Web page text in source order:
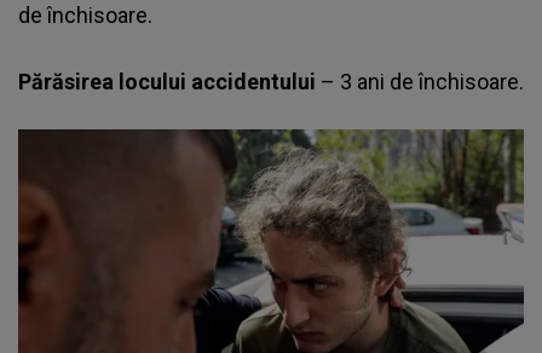
de închisoare.
Părăsirea locului accidentului – 3 ani de închisoare.